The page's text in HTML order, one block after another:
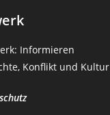
Informieren
Konflikt und Kultur